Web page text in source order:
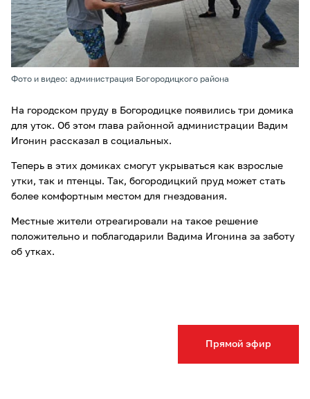
Прямой эфир
Фото и видео: администрация Богородицкого района
На городском пруду в Богородицке появились три домика
для уток. Об этом глава районной администрации Вадим
Игонин рассказал в социальных.
Теперь в этих домиках смогут укрываться как взрослые
утки, так и птенцы. Так, богородицкий пруд может стать
более комфортным местом для гнездования.
Местные жители отреагировали на такое решение
положительно и поблагодарили Вадима Игонина за заботу
об утках.